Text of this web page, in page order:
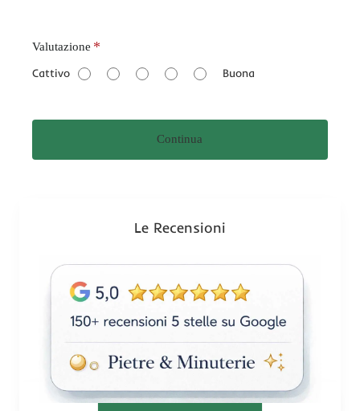
V
l
t
z
Valutazione
Cattivo Buona
Continua
Le Recensioni